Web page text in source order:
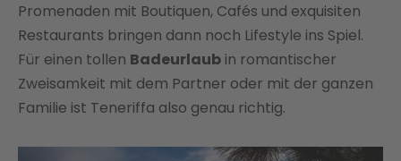
Promenaden mit Boutiquen, Cafés und exquisiten
Restaurants bringen dann noch Lifestyle ins Spiel.
Für einen tollen Badeurlaub in romantischer
Zweisamkeit mit dem Partner oder mit der ganzen
Familie ist Teneriffa also genau richtig.